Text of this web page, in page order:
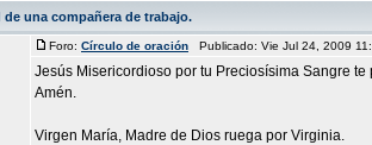
de una compañera de trabajo.
Foro: Círculo de oración Publicado: Vie Jul 24, 2009
Jesús Misericordioso por tu Preciosísima Sangre
Amén.
Virgen María, Madre de Dios ruega por Virginia.